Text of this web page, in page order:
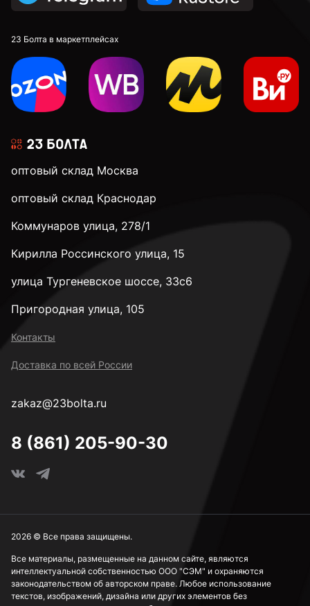
23 Болта в маркетплейсах
оптовый склад Москва
оптовый склад Краснодар
Коммунаров улица, 278/1
Кирилла Россинского улица, 15
улица Тургеневское шоссе, 33с6
Пригородная улица, 105
Контакты
Доставка по всей России
zakaz@23bolta.ru
8 (861) 205-90-30
Все материалы, размещенные на данном сайте, являются
интеллектуальной собственностью ООО "СЭМ" и охраняются
законодательством об авторском праве. Любое использование
текстов, изображений, дизайна или других элементов без
2026 © Все права защищены.